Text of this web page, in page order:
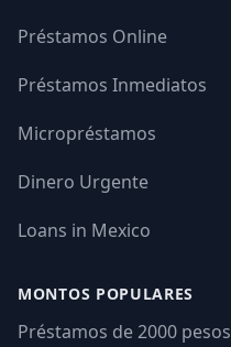
Préstamos Online
Préstamos Inmediatos
Micropréstamos
Dinero Urgente
Loans in Mexico
MONTOS POPULARES
Préstamos de 2000 pesos